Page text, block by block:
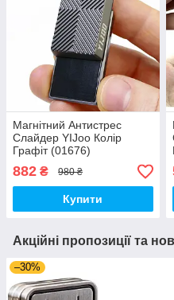
Магнітний Антистрес
Слайдер YIJoo Колір
Графіт (01676)
882 ₴ 980 ₴
Купити
Акційні пропозиції та
–30%